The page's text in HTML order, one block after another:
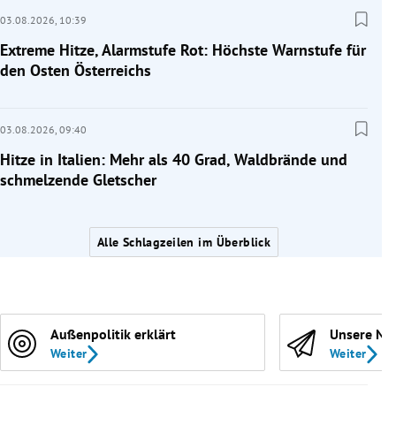
03.08.2026, 10:39
Extreme Hitze, Alarmstufe Rot: Höchste Warnstufe für
den Osten Österreichs
03.08.2026, 09:40
Hitze in Italien: Mehr als 40 Grad, Waldbrände und
schmelzende Gletscher
Alle Schlagzeilen im Überblick
Außenpolitik erklärt
Weiter
Unsere
Weiter